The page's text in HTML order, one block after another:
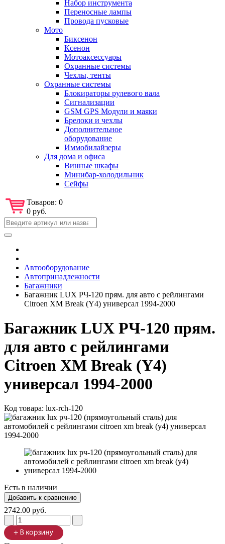
Набор инструмента
Переносные лампы
Провода пусковые
Мото
Биксенон
Ксенон
Мотоаксессуары
Охранные системы
Чехлы, тенты
Охранные системы
Блокираторы рулевого вала
Сигнализации
GSM GPS Модули и маяки
Брелоки и чехлы
Дополнительное
оборудование
Иммобилайзеры
Для дома и офиса
Винные шкафы
Минибар-холодильник
Сейфы
Товаров: 0
0 руб.
Автооборудование
Автопринадлежности
Багажники
Багажник LUX РЧ-120 прям. для авто с рейлингами
Citroen XM Break (Y4) универсал 1994-2000
Багажник LUX РЧ-120 прям.
для авто с рейлингами
Citroen XM Break (Y4)
универсал 1994-2000
Код товара: lux-rch-120
Есть в наличии
2742.00 руб.